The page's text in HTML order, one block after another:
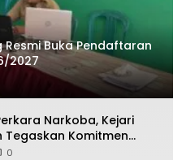
Resmi Buka Pendaftaran
2027
Narkoba, Kejari
Tegaskan Komitmen
Hingga Tuntas
0